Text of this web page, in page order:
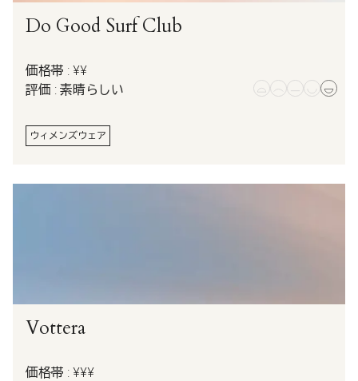
Do Good Surf Club
価格帯 : ¥¥
評価 : 素晴らしい
ウィメンズウェア
Vottera
価格帯 : ¥¥¥